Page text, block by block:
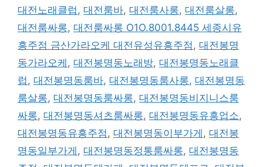
대전노래클럽 , 대전룸바, 대전룸사롱, 대전룸살롱,
대전룸싸롱, 대전룸싸롱 O1O.8001.8445 세종시유
흥주점 금산가라오케 대전유성유흥주점 , 대전봉명
동가라오케 , 대전봉명동노래방, 대전봉명동노래클
럽 , 대전봉명동룸바, 대전봉명동룸사롱, 대전봉명동
룸살롱, 대전봉명동룸싸롱, 대전봉명동비지니스룸
싸롱, 대전봉명동셔츠룸싸롱, 대전봉명동유흥업소,
대전봉명동유흥주점 , 대전봉명동이부가게 , 대전봉
명동일부가게 , 대전봉명동정통룸싸롱, 대전봉명동